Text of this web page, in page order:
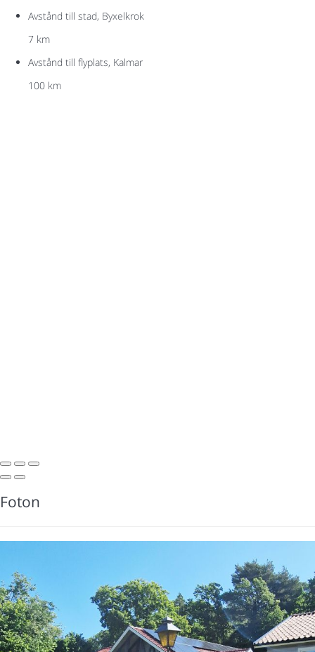
Avstånd till stad, Byxelkrok
7 km
Avstånd till flyplats, Kalmar
100 km
Foton